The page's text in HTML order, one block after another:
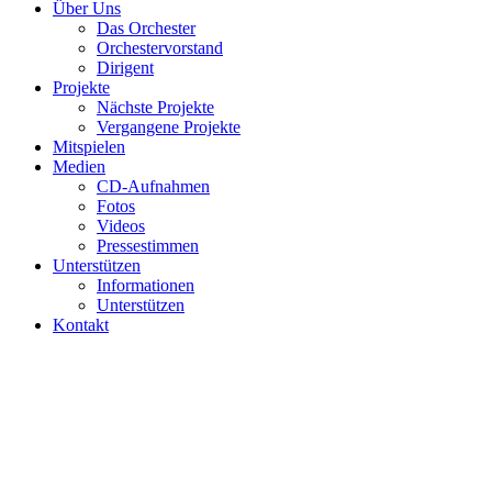
Über Uns
Das Orchester
Orchestervorstand
Dirigent
Projekte
Nächste Projekte
Vergangene Projekte
Mitspielen
Medien
CD-Aufnahmen
Fotos
Videos
Pressestimmen
Unterstützen
Informationen
Unterstützen
Kontakt